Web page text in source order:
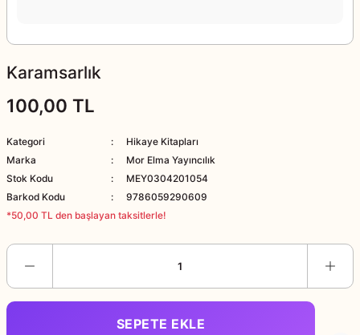
Karamsarlık
100,00 TL
Kategori
Hikaye Kitapları
Marka
Mor Elma Yayıncılık
Stok Kodu
MEY0304201054
Barkod Kodu
9786059290609
*50,00 TL den başlayan taksitlerle!
SEPETE EKLE